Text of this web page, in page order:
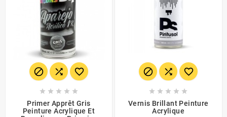
  
    
Primer Apprêt Gris
Peinture Acrylique Et
  
    
Vernis Brillant Peinture
Acrylique